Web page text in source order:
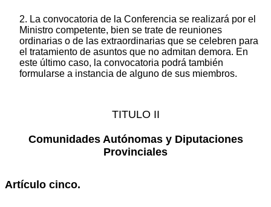
2. La convocatoria de la Conferencia se realizará por el
Ministro competente, bien se trate de reuniones
ordinarias o de las extraordinarias que se celebren para
el tratamiento de asuntos que no admitan demora. En
este último caso, la convocatoria podrá también
formularse a instancia de alguno de sus miembros.
TITULO II
Comunidades Autónomas y Diputaciones
Provinciales
Artículo cinco.